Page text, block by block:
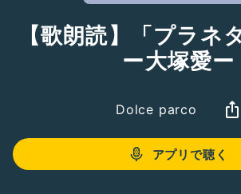
【歌朗読】「プラネ
ー大塚愛ー
Dolce parco
アプリで聴く